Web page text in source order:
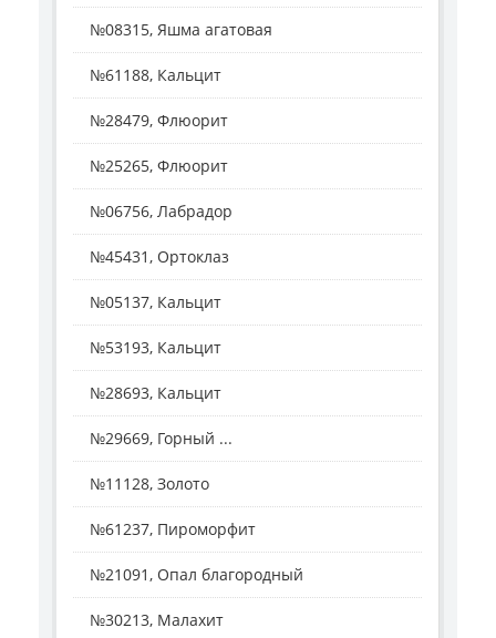
№08315, Яшма агатовая
№61188, Кальцит
№28479, Флюорит
№25265, Флюорит
№06756, Лабрадор
№45431, Ортоклаз
№05137, Кальцит
№53193, Кальцит
№28693, Кальцит
№29669, Горный ...
№11128, Золото
№61237, Пироморфит
№21091, Опал благородный
№30213, Малахит